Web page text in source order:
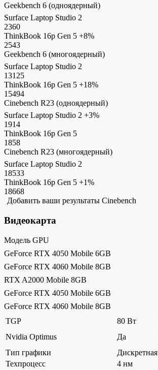
Geekbench 6 (одноядерный)
Surface Laptop Studio 2
2360
ThinkBook 16p Gen 5 +8%
2543
Geekbench 6 (многоядерный)
Surface Laptop Studio 2
13125
ThinkBook 16p Gen 5 +18%
15494
Cinebench R23 (одноядерный)
Surface Laptop Studio 2 +3%
1914
ThinkBook 16p Gen 5
1858
Cinebench R23 (многоядерный)
Surface Laptop Studio 2
18533
ThinkBook 16p Gen 5 +1%
18668
Добавить ваши результаты Cinebench
Видеокарта
Модель GPU
GeForce RTX 4050 Mobile 6GB
GeForce RTX 4060 Mobile 8GB
RTX A2000 Mobile 8GB
GeForce RTX 4050 Mobile 6GB
GeForce RTX 4060 Mobile 8GB
TGP
80 Вт
Nvidia Optimus
Да
Тип графики
Дискретная
Техпроцесс
4 нм